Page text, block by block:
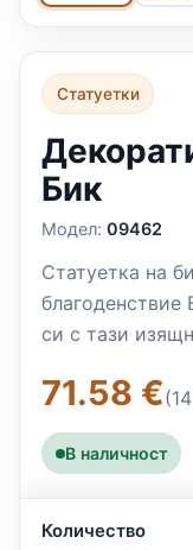
Статуетки
Бик
Модел:09462
Статуетка на
си с тази
71.58 €
В наличност
Количество